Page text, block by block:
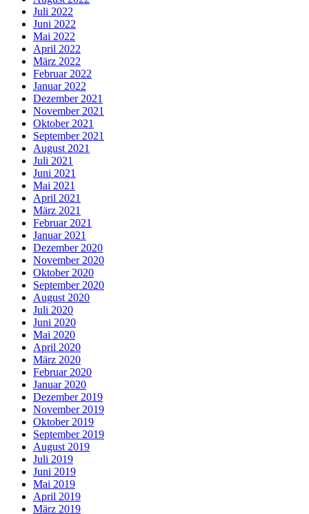
Juli 2022
Juni 2022
Mai 2022
April 2022
März 2022
Februar 2022
Januar 2022
Dezember 2021
November 2021
Oktober 2021
September 2021
August 2021
Juli 2021
Juni 2021
Mai 2021
April 2021
März 2021
Februar 2021
Januar 2021
Dezember 2020
November 2020
Oktober 2020
September 2020
August 2020
Juli 2020
Juni 2020
Mai 2020
April 2020
März 2020
Februar 2020
Januar 2020
Dezember 2019
November 2019
Oktober 2019
September 2019
August 2019
Juli 2019
Juni 2019
Mai 2019
April 2019
März 2019